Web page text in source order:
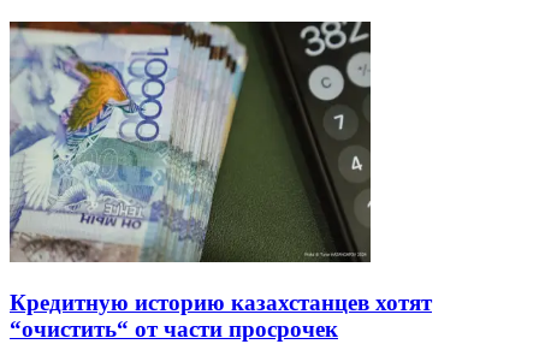
Кредитную историю казахстанцев хотят
“очистить“ от части просрочек